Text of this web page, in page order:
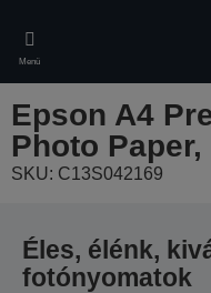
main
content
Menü
Epson A4
Photo
SKU: C13S042169
Éles, élénk,
fotónyomatok